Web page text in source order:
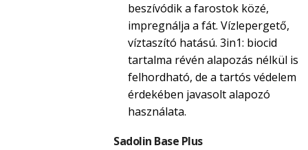
beszívódik a farostok közé,
impregnálja a fát. Vízlepergető,
víztaszító hatású. 3in1: biocid
tartalma révén alapozás nélkül is
felhordható, de a tartós védelem
érdekében javasolt alapozó
használata.
Sadolin Base Plus